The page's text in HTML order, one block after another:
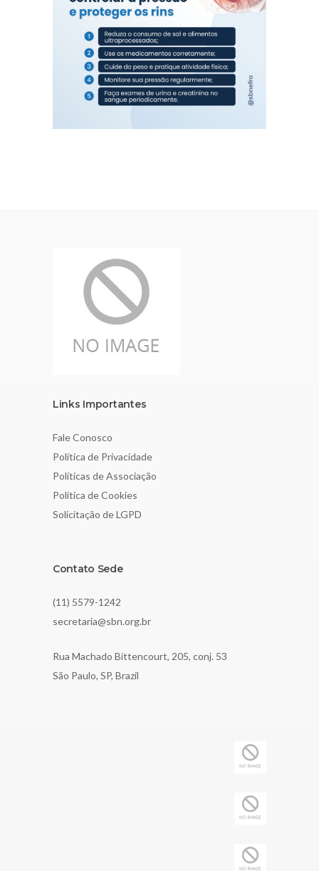
Links Importantes
Fale Conosco
Política de Privacidade
Políticas de Associação
Política de Cookies
Solicitação de LGPD
Contato Sede
(11) 5579-1242
secretaria@sbn.org.br
Rua Machado Bittencourt, 205, conj. 53
São Paulo, SP, Brazil